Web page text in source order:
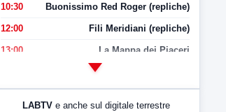
10:30 Buonissimo Red Roger (repliche)
12:00 Fili Meridiani (repliche)
13:00 La Mappa dei Piaceri
LABTV e anche sul digitale terrestre